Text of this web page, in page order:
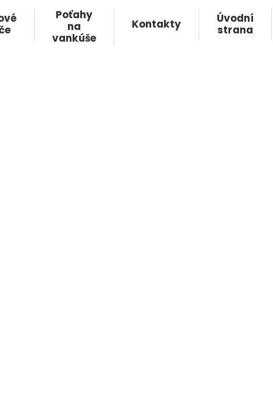
Poťahy
na
vankúše
Kontakty
Úvodní
strana